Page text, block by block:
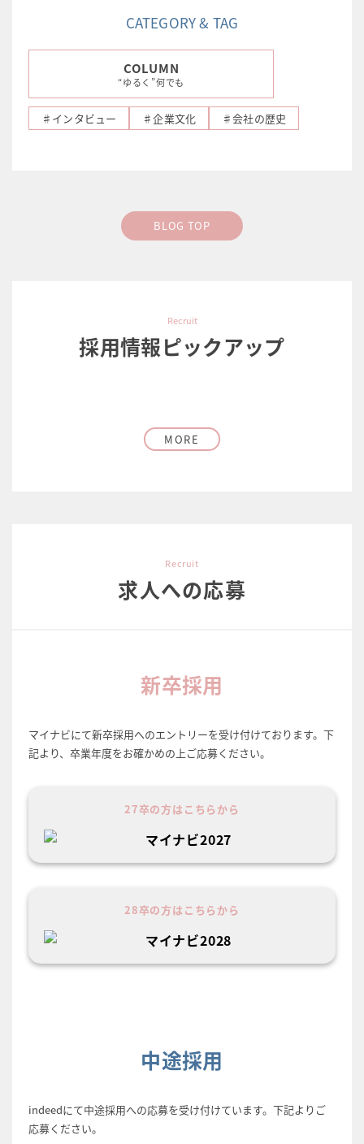
CATEGORY & TAG
COLUMN
“ゆるく”何でも
♯インタビュー ♯企業文化 ♯会社の歴史
BLOG TOP
Recruit
採用情報ピックアップ
MORE
Recruit
求人への応募
新卒採用
マイナビにて新卒採用へのエントリーを受け付けております。 下
記より、卒業年度をお確かめの上ご応募ください。
27卒の方はこちらから
28卒の方はこちらから
中途採用
indeedにて中途採用への応募を受け付けています。 下記よりご
応募ください。